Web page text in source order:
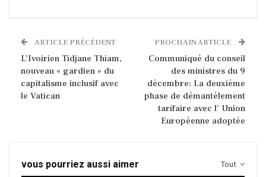
ARTICLE PRÉCÉDENT
L’Ivoirien Tidjane Thiam,
nouveau « gardien » du
capitalisme inclusif avec
le Vatican
PROCHAIN ARTICLE
Communiqué du conseil
des ministres du 9
décembre: La deuxième
phase de démantèlement
tarifaire avec l’ Union
Européenne adoptée
Tout
vous pourriez aussi aimer